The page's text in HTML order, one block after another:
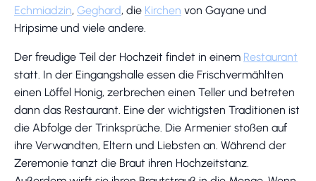
Echmiadzin, Geghard, die Kirchen von Gayane und
Hripsime und viele andere.
Der freudige Teil der Hochzeit findet in einem Restaurant
statt. In der Eingangshalle essen die Frischvermählten
einen Löffel Honig, zerbrechen einen Teller und betreten
dann das Restaurant. Eine der wichtigsten Traditionen ist
die Abfolge der Trinksprüche. Die Armenier stoßen auf
ihre Verwandten, Eltern und Liebsten an. Während der
Zeremonie tanzt die Braut ihren Hochzeitstanz.